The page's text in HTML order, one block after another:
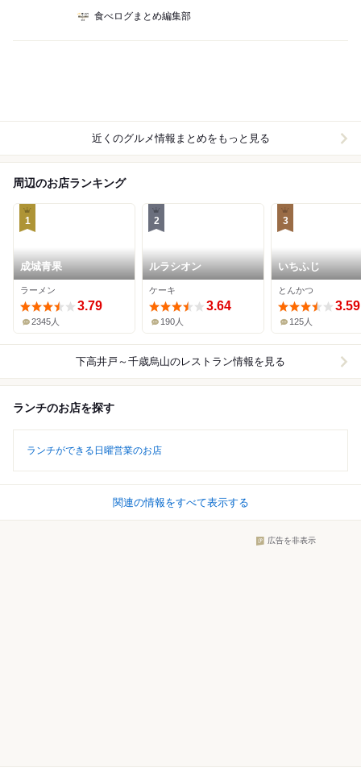
食べログまとめ編集部
近くのグルメ情報まとめをもっと見る
周辺のお店ランキング
1
成城青果
ラーメン
3.79
2345人
2
ルラシオン
ケーキ
3.64
190人
3
いちふじ
とんかつ
3.59
125人
下高井戸～千歳烏山のレストラン情報を見る
ランチのお店を探す
ランチができる日曜営業のお店
関連の情報をすべて表示する
広告を非表示